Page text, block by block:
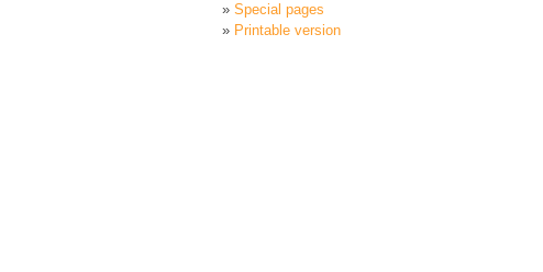
Special pages
Printable version